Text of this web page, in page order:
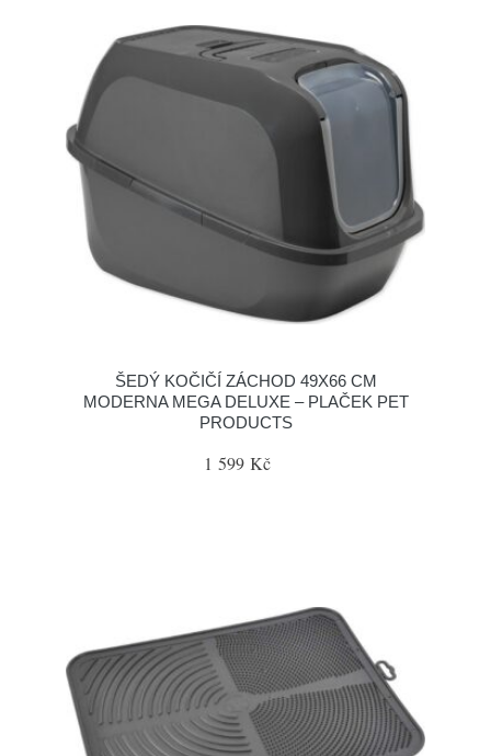
ŠEDÝ KOČIČÍ ZÁCHOD 49X66 CM
MODERNA MEGA DELUXE – PLAČEK PET
PRODUCTS
1 599 Kč